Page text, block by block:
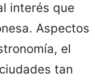
interés que
Aspectos
el
tan